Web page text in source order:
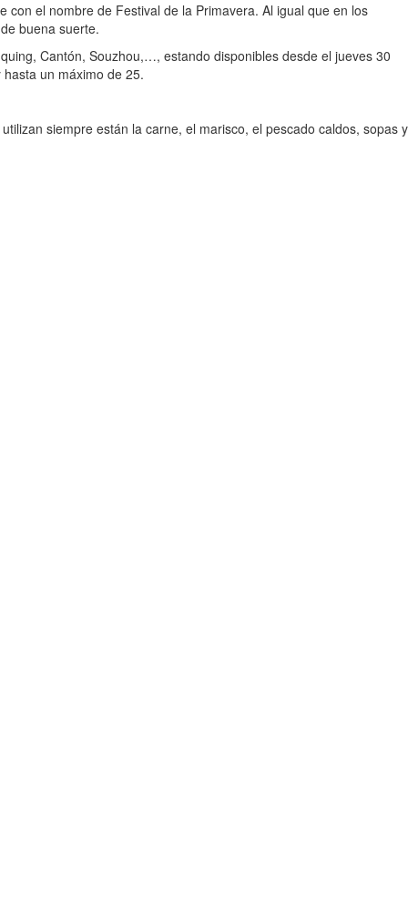
el nombre de Festival de la Primavera. Al igual que en los
buena suerte.
Cantón, Souzhou,…, estando disponibles desde el jueves 30
un máximo de 25.
siempre están la carne, el marisco, el pescado caldos, sopas y